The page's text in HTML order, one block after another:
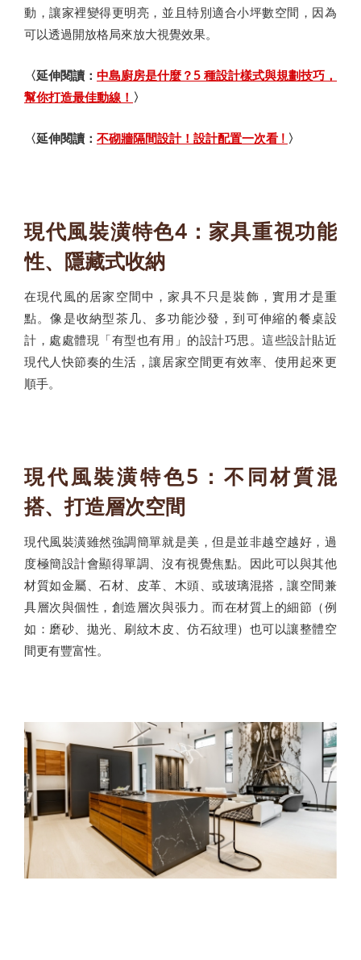
動，讓家裡變得更明亮，並且特別適合小坪數空間，因為
可以透過開放格局來放大視覺效果。
〈延伸閱讀： 中島廚房是什麼？5 種設計樣式與規劃技巧，
幫你打造最佳動線！ 〉
〈延伸閱讀： 不砌牆隔間設計！設計配置一次看 ! 〉
現代風裝潢特色4：家具重視功能
性、隱藏式收納
在現代風的居家空間中，家具不只是裝飾，實用才是重
點。像是收納型茶几、多功能沙發，到可伸縮的餐桌設
計，處處體現「有型也有用」的設計巧思。這些設計貼近
現代人快節奏的生活，讓居家空間更有效率、使用起來更
順手。
現代風裝潢特色5：不同材質混
搭、打造層次空間
現代風裝潢雖然強調簡單就是美，但是並非越空越好，過
度極簡設計會顯得單調、沒有視覺焦點。因此可以與其他
材質如金屬、石材、皮革、木頭、或玻璃混搭，讓空間兼
具層次與個性，創造層次與張力。而在材質上的細節（例
如：磨砂、拋光、刷紋木皮、仿石紋理）也可以讓整體空
間更有豐富性。